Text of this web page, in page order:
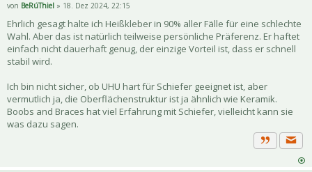
von BeRúThiel » 18. Dez 2024, 22:15
Ehrlich gesagt halte ich Heißkleber in 90% aller Fälle für eine schlechte
Wahl. Aber das ist natürlich teilweise persönliche Präferenz. Er haftet
einfach nicht dauerhaft genug, der einzige Vorteil ist, dass er schnell
stabil wird.
Ich bin nicht sicher, ob UHU hart für Schiefer geeignet ist, aber
vermutlich ja, die Oberflächenstruktur ist ja ähnlich wie Keramik.
Boobs and Braces hat viel Erfahrung mit Schiefer, vielleicht kann sie
was dazu sagen.
Zitat